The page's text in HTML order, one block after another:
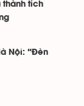
thành tích
Nội: “Đèn